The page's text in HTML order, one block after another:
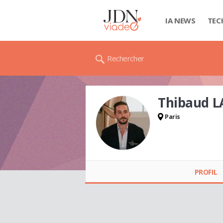
IA NEWS
Rechercher
Thibaud
Paris
PROFIL